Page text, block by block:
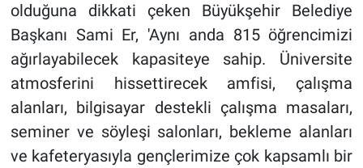
olduğuna dikkati çeken Büyükşehir Belediye
Başkanı Sami Er, 'Aynı anda 815 öğrencimizi
ağırlayabilecek kapasiteye sahip. Üniversite
atmosferini hissettirecek amfisi, çalışma
alanları, bilgisayar destekli çalışma masaları,
seminer ve söyleşi salonları, bekleme alanları
ve kafeteryasıyla gençlerimize çok kapsamlı bir